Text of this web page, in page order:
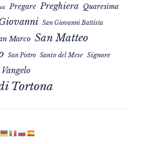
Pregare Preghiera Quaresima
San Giovanni Battista
Marco San Matteo
San Pietro Santo del Mese Signore
Vangelo
Tortona